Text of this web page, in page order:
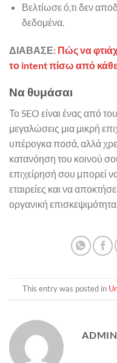
Βελτίωσε ό,τι δεν
δεδομένα.
ΔΙΑΒΑΣΕ: Πώς να
το intent πίσω από
Να θυμάσαι
Το SEO είναι ένας από
μεγαλώσεις μια μικρή
υπέρογκα ποσά, αλλά
κατανόηση του κοινού
επιχείρησή σου μπορεί
εταιρείες και να
οργανική
This entry was posted in
ADMIN